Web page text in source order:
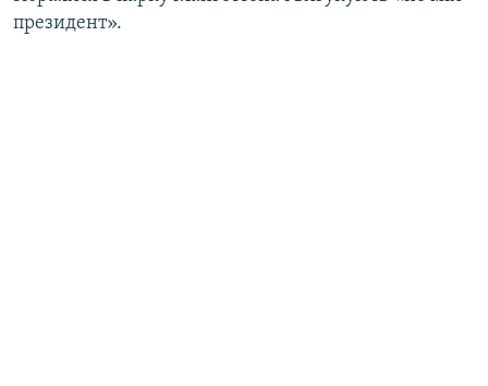
президент».